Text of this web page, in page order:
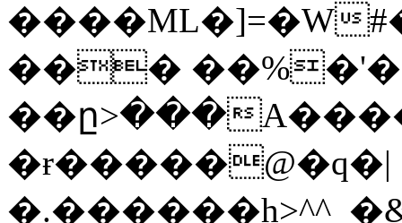
����ML�]=�W
���
��ը>���
�ɍ�����@�q�|